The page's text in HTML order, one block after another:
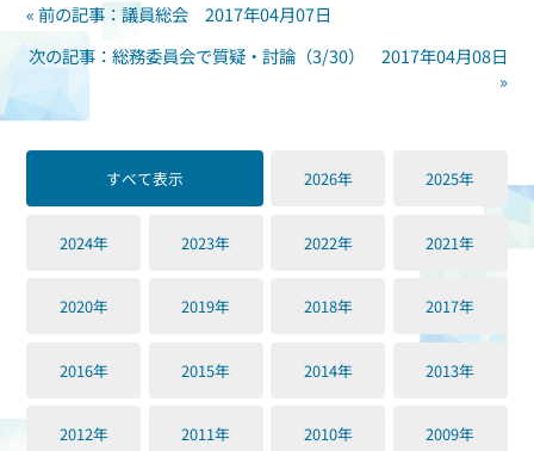
« 前の記事：議員総会 2017年04月07日
次の記事：総務委員会で質疑・討論（3/30） 2017年04月08日
»
すべて表示 2026年 2025年
2024年 2023年 2022年 2021年
2020年 2019年 2018年 2017年
2016年 2015年 2014年 2013年
2012年 2011年 2010年 2009年